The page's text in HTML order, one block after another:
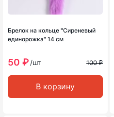
Брелок на кольце "Сиреневый
единорожка" 14 см
50 ₽ /шт 100 ₽
В корзину